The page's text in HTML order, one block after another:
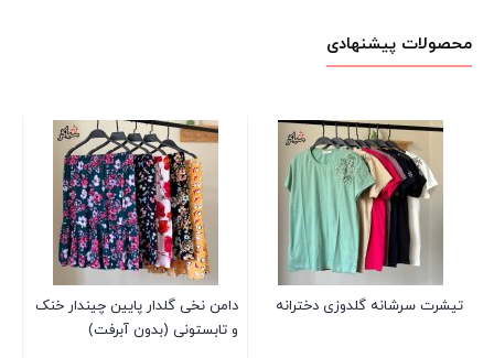
محصولات پیشنهادی
تیشرت سرشانه گلدوزی دخترانه
دامن نخی گلدار پایین چیندار خنک
و تابستونی (بدون آبرفت)